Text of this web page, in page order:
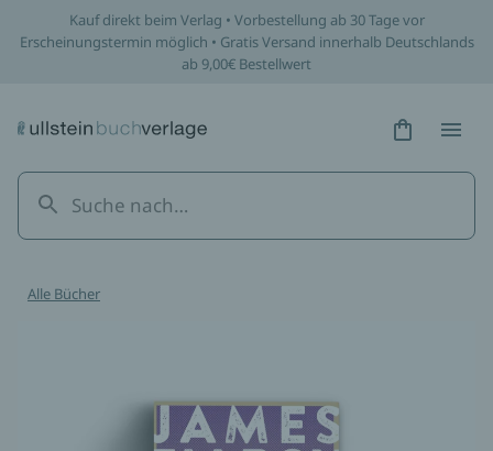
Kauf direkt beim Verlag • Vorbestellung ab 30 Tage vor
Erscheinungstermin möglich • Gratis Versand innerhalb Deutschlands
ab 9,00€ Bestellwert
Hidden
Alle Bücher